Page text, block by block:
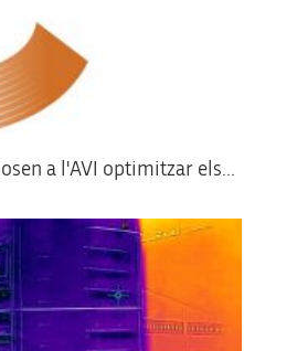
a l'AVI optimitzar els...